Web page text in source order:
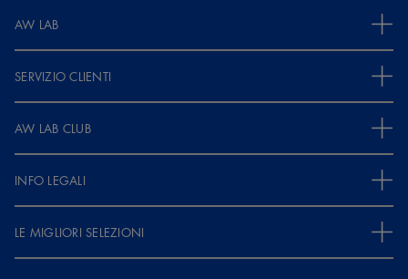
AW LAB
SERVIZIO CLIENTI
AW LAB CLUB
INFO LEGALI
LE MIGLIORI SELEZIONI